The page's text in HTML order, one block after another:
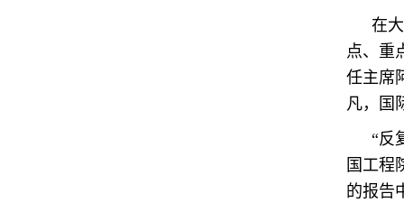
在
点、重
任主席
凡，国
“反
国工程
的报告